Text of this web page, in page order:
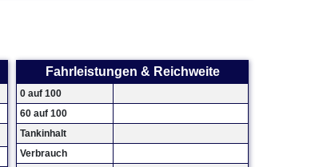
Fahrleistungen & Reichweite
0 auf 100
60 auf 100
Tankinhalt
Verbrauch